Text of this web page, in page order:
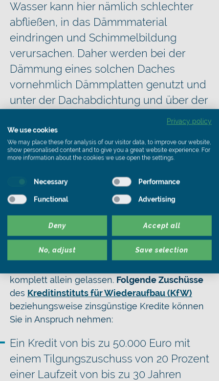
Wasser kann hier nämlich schlechter
abfließen, in das Dämmmaterial
eindringen und Schimmelbildung
verursachen. Daher werden bei der
Dämmung eines solchen Daches
vornehmlich Dämmplatten genutzt und
unter der Dachabdichtung und über der
Umkehr-Dachdämmung:Bei dieser
einfachen Vorgehensweise werden
und einer Dampfbremsfolie verlegt, um
das Dach ausreichend zu dämmen.
Dachsanierung – Förderungen für
Sanierungsmaßnahmen
Sie werden mit den Kosten für notwendige und
komplett allein gelassen. Folgende Zuschüsse
des Kreditinstituts für Wiederaufbau (KfW)
beziehungsweise zinsgünstige Kredite können
Sie in Anspruch nehmen:
Ein Kredit von bis zu 50.000 Euro mit
einem Tilgungszuschuss von 20 Prozent
einer Laufzeit von bis zu 30 Jahren
Privacy policy
We use cookies
We may place these for analysis of our visitor data, to improve our website,
show personalised content and to give you a great website experience. For
more information about the cookies we use open the settings.
Necessary Performance
Functional Advertising
Deny Accept all
No, adjust Save selection